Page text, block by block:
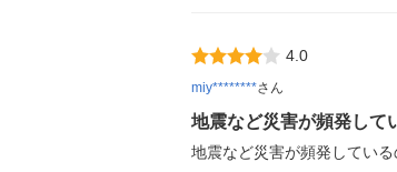
4.0
miy********さん
地震など災害が頻発し
地震など災害が頻発してい